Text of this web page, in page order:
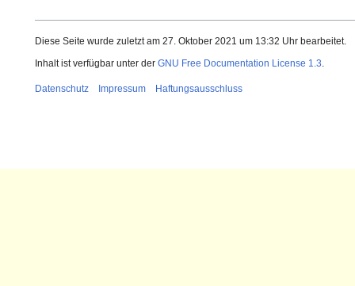
Diese Seite wurde zuletzt am 27. Oktober 2021 um 13:32 Uhr bearbeitet.
Inhalt ist verfügbar unter der GNU Free Documentation License 1.3
Datenschutz Impressum Haftungsausschluss